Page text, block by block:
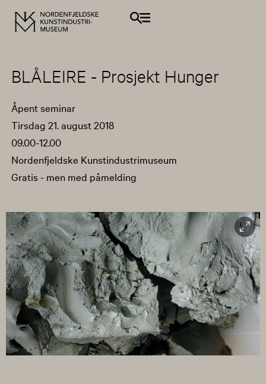
BLÅLEIRE - Prosjekt Hunger
Åpent seminar
Tirsdag 21. august 2018
09.00-12.00
Nordenfjeldske Kunstindustrimuseum
Gratis - men med påmelding